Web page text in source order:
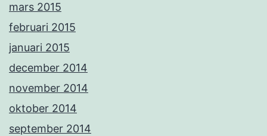
mars 2015
februari 2015
januari 2015
december 2014
november 2014
oktober 2014
september 2014